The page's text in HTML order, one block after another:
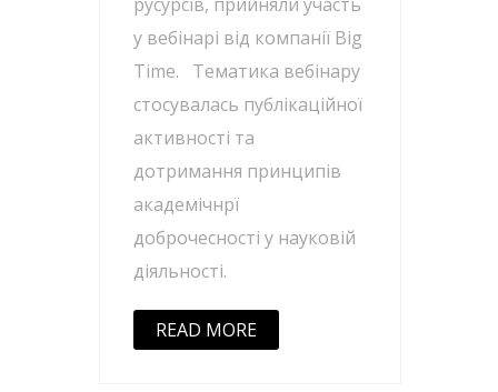
у вебінарі від компанії Big
Time. Тематика вебінару
стосувалась публікаційної
активності та
дотримання принципів
академічнрї
доброчесності у науковій
діяльності.
READ MORE